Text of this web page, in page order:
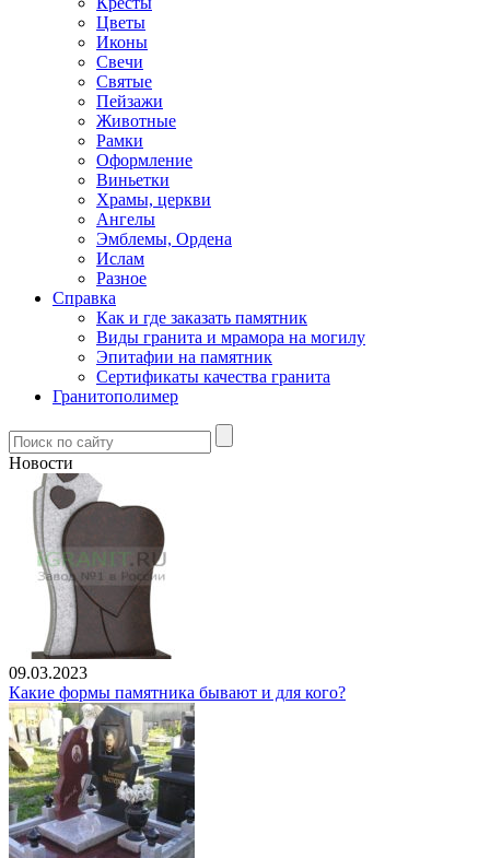
Цветы
Иконы
Свечи
Святые
Пейзажи
Животные
Рамки
Оформление
Виньетки
Храмы, церкви
Ангелы
Эмблемы, Ордена
Ислам
Разное
Справка
Как и где заказать памятник
Виды гранита и мрамора на могилу
Эпитафии на памятник
Сертификаты качества гранита
Гранитополимер
Новости
09.03.2023
Какие формы памятника бывают и для кого?